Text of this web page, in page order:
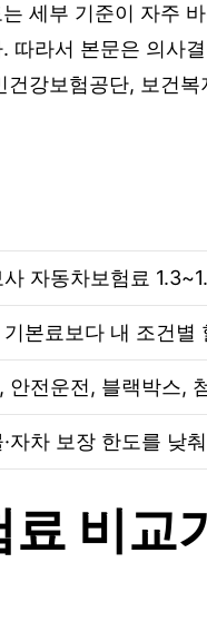
세부 기준이 자주
따라서 본문은 의사
강보험공단, 보건
자동차보험료
본료보다 내 조건별
안전운전, 블랙박스,
·자차 보장 한도를 낮
비교